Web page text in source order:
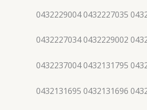
0432229004 0432227035
0432227034 0432229002
0432237004 0432131795
0432131695 0432131696